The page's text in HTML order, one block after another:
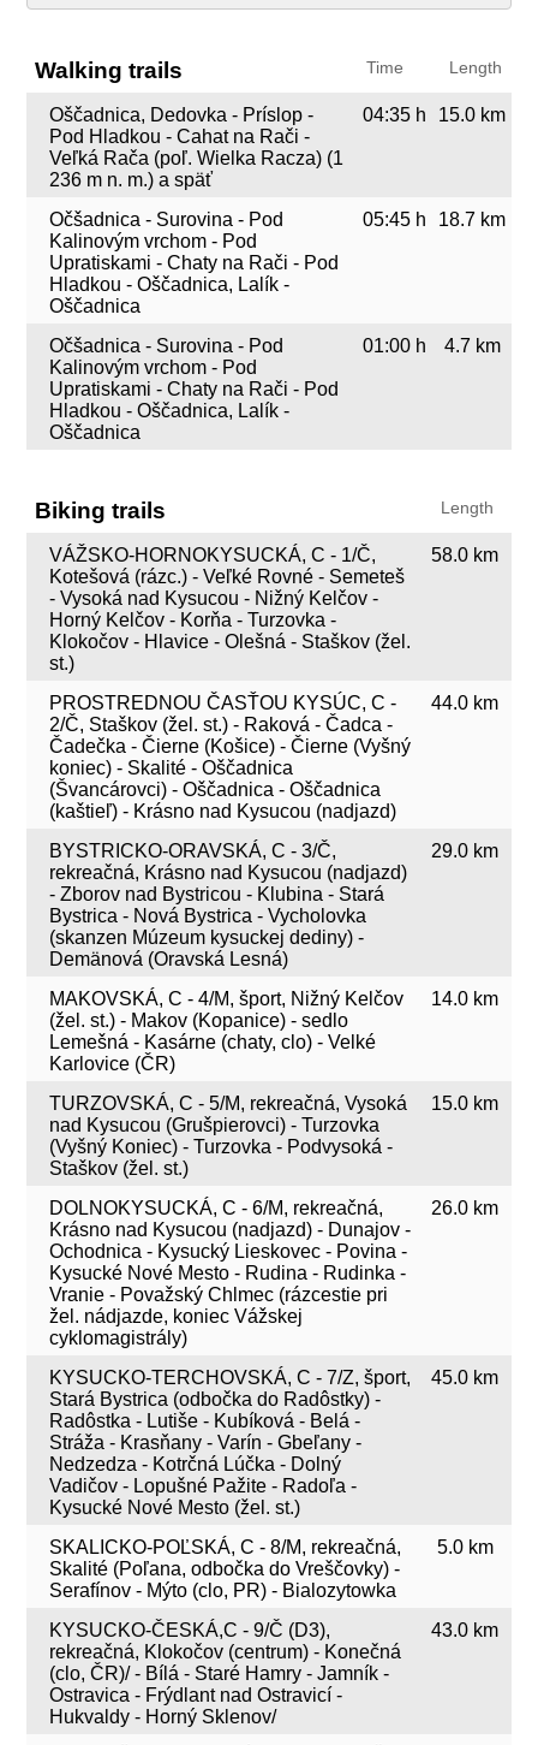
Walking trails Time Length
Oščadnica, Dedovka - Príslop -
Pod Hladkou - Cahat na Rači -
Veľká Rača (poľ. Wielka Racza) (1
236 m n. m.) a späť
04:35 h 15.0 km
Očšadnica - Surovina - Pod
Kalinovým vrchom - Pod
Upratiskami - Chaty na Rači - Pod
Hladkou - Oščadnica, Lalík -
Oščadnica
05:45 h 18.7 km
Očšadnica - Surovina - Pod
Kalinovým vrchom - Pod
Upratiskami - Chaty na Rači - Pod
Hladkou - Oščadnica, Lalík -
Oščadnica
01:00 h 4.7 km
Biking trails Length
VÁŽSKO-HORNOKYSUCKÁ, C - 1/Č,
Kotešová (rázc.) - Veľké Rovné - Semeteš
- Vysoká nad Kysucou - Nižný Kelčov -
Horný Kelčov - Korňa - Turzovka -
Klokočov - Hlavice - Olešná - Staškov (žel.
st.)
58.0 km
PROSTREDNOU ČASŤOU KYSÚC, C -
2/Č, Staškov (žel. st.) - Raková - Čadca -
Čadečka - Čierne (Košice) - Čierne (Vyšný
koniec) - Skalité - Oščadnica
(Švancárovci) - Oščadnica - Oščadnica
(kaštieľ) - Krásno nad Kysucou (nadjazd)
44.0 km
BYSTRICKO-ORAVSKÁ, C - 3/Č,
rekreačná, Krásno nad Kysucou (nadjazd)
- Zborov nad Bystricou - Klubina - Stará
Bystrica - Nová Bystrica - Vycholovka
(skanzen Múzeum kysuckej dediny) -
Demänová (Oravská Lesná)
29.0 km
MAKOVSKÁ, C - 4/M, šport, Nižný Kelčov
(žel. st.) - Makov (Kopanice) - sedlo
Lemešná - Kasárne (chaty, clo) - Velké
Karlovice (ČR)
14.0 km
TURZOVSKÁ, C - 5/M, rekreačná, Vysoká
nad Kysucou (Grušpierovci) - Turzovka
(Vyšný Koniec) - Turzovka - Podvysoká -
Staškov (žel. st.)
15.0 km
DOLNOKYSUCKÁ, C - 6/M, rekreačná,
Krásno nad Kysucou (nadjazd) - Dunajov -
Ochodnica - Kysucký Lieskovec - Povina -
Kysucké Nové Mesto - Rudina - Rudinka -
Vranie - Považský Chlmec (rázcestie pri
žel. nádjazde, koniec Vážskej
cyklomagistrály)
26.0 km
KYSUCKO-TERCHOVSKÁ, C - 7/Z, šport,
Stará Bystrica (odbočka do Radôstky) -
Radôstka - Lutiše - Kubíková - Belá -
Stráža - Krasňany - Varín - Gbeľany -
Nedzedza - Kotrčná Lúčka - Dolný
Vadičov - Lopušné Pažite - Radoľa -
Kysucké Nové Mesto (žel. st.)
45.0 km
SKALICKO-POĽSKÁ, C - 8/M, rekreačná,
Skalité (Poľana, odbočka do Vreščovky) -
Serafínov - Mýto (clo, PR) - Bialozytowka
5.0 km
KYSUCKO-ČESKÁ,C - 9/Č (D3),
rekreačná, Klokočov (centrum) - Konečná
(clo, ČR)/ - Bílá - Staré Hamry - Jamník -
Ostravica - Frýdlant nad Ostravicí -
Hukvaldy - Horný Sklenov/
43.0 km